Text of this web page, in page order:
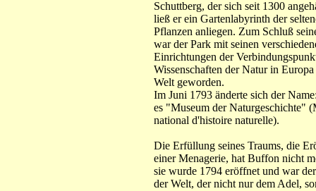
Schuttberg, der sich seit 1300
ließ er ein Gartenlabyrinth der
Pflanzen anliegen. Zum Schluß
war der Park mit seinen
Einrichtungen der
Wissenschaften der Natur in
Welt geworden.
Im Juni 1793 änderte sich der
es "Museum der Naturgeschichte"
national d'histoire naturelle).
Die Erfüllung seines Traums, die
einer Menagerie, hat Buffon nicht
sie wurde 1794 eröffnet und war
der Welt, der nicht nur dem Adel,